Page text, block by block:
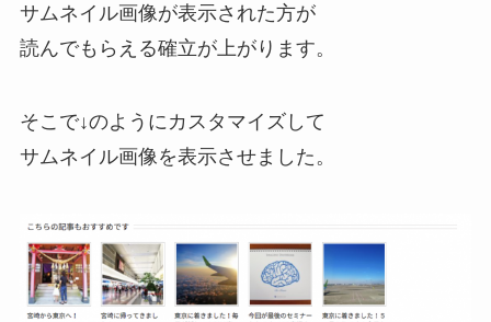
サムネイル画像が表示された方が
読んでもらえる確立が上がります。
そこで↓のようにカスタマイズして
サムネイル画像を表示させました。